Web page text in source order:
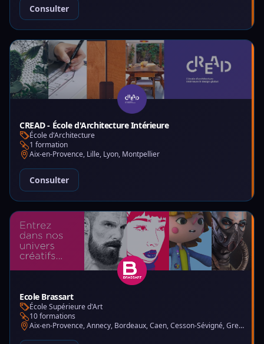
Consulter
CREAD - École d'Architecture Intérieure
École d'Architecture
1 formation
Aix-en-Provence, Lille, Lyon, Montpellier
Consulter
Ecole Brassart
École Supérieure d'Art
10 formations
Aix-en-Provence, Annecy, Bordeaux, Caen, Cesson-Sévigné, Grenoble, Lille, Lyon, Montpellier, Nantes, Nice, Paris, Toulouse, Tours